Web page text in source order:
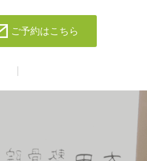
ご予約はこちら